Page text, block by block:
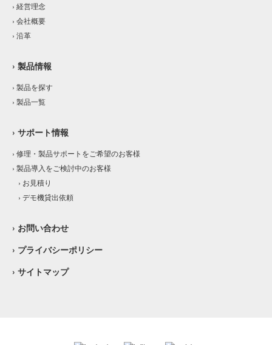
› 経営理念
› 会社概要
› 沿革
› 製品情報
› 製品を探す
› 製品一覧
› サポート情報
› 修理・製品サポートをご希望のお客様
› 製品導入をご検討中のお客様
› お見積り
› デモ機貸出依頼
› お問い合わせ
› プライバシーポリシー
› サイトマップ